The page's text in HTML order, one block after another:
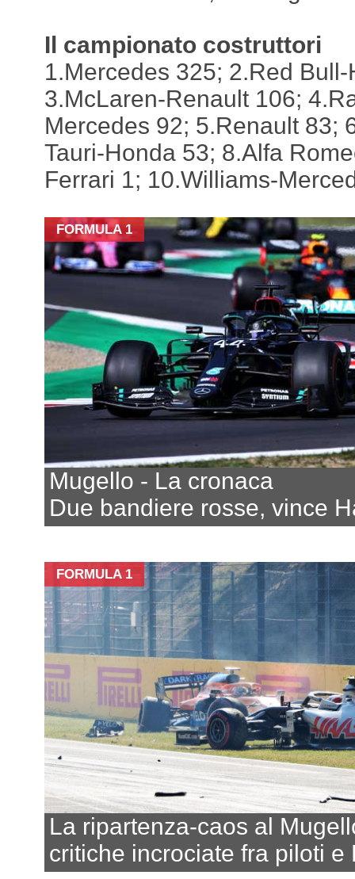
Il campionato costruttori
1.Mercedes 325; 2.Red
3.McLaren-Renault 106;
Mercedes 92; 5.Renault 83;
Tauri-Honda 53; 8.Alfa
Ferrari 1; 10.Williams-
FORMULA 1
Mugello - La cronaca
Due bandiere rosse, vince
FORMULA 1
La ripartenza-caos al
critiche incrociate fra piloti e